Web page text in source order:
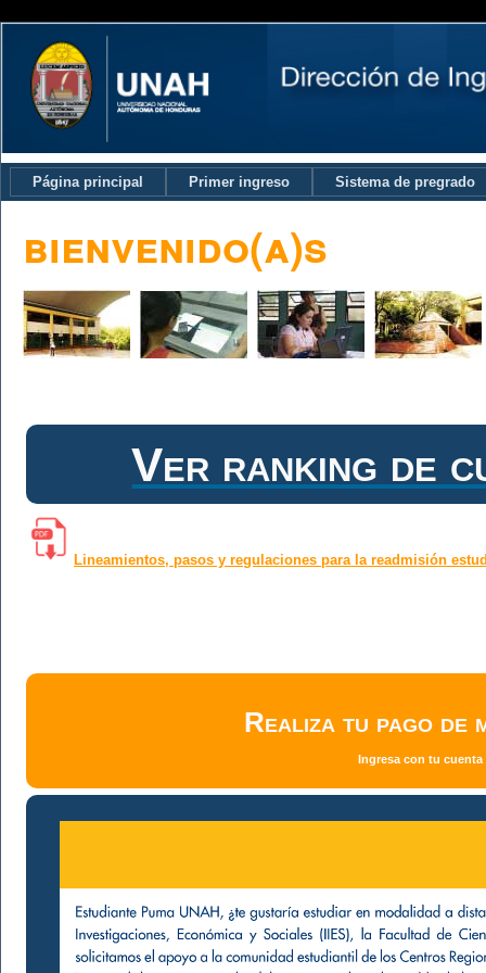
Página principal Primer ingreso Sistema de pregrado
bienvenido(a)s
Ver ranking de
Lineamientos, pasos y regulaciones para la readmisión
Realiza tu pago de
Ingresa con tu cuenta